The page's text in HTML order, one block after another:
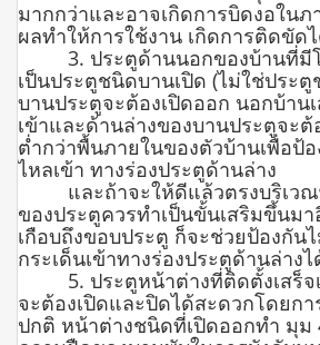
มากกว่าและอาจเกิดการบิดงอใน
ผลทำให้การใช้งาน เกิดการติดขัด
3. ประตูด้านนอกของบ้านที่มีโ
เป็นประตูชนิดบานเปิด (ไม่ใช่ประ
บานประตูจะต้องเปิดออก นอกบ้าน
เข้าและด้านล่างของบานประตูจะ
ต่ำกว่าพื้นภายในของตัวบ้านเพื่อป้
ไหลเข้า ทางร่องประตูด้านล่าง
และถ้าจะให้ดีแล้วตรงบริเวณ
ของประตูควรทำเป็นขั้นเสริมขึ้นม
เกือบถึงขอบประตู ก็จะช่วยป้องกัน
กระเด็นเข้าทางร่องประตูด้านล่าง
5. ประตูหน้าต่างที่ติดตั้งเสร็จ
จะต้องเปิดและปิดได้สะดวกโดยกา
ปกติ หน้าต่างชนิดที่เปิดออกทำ มุม